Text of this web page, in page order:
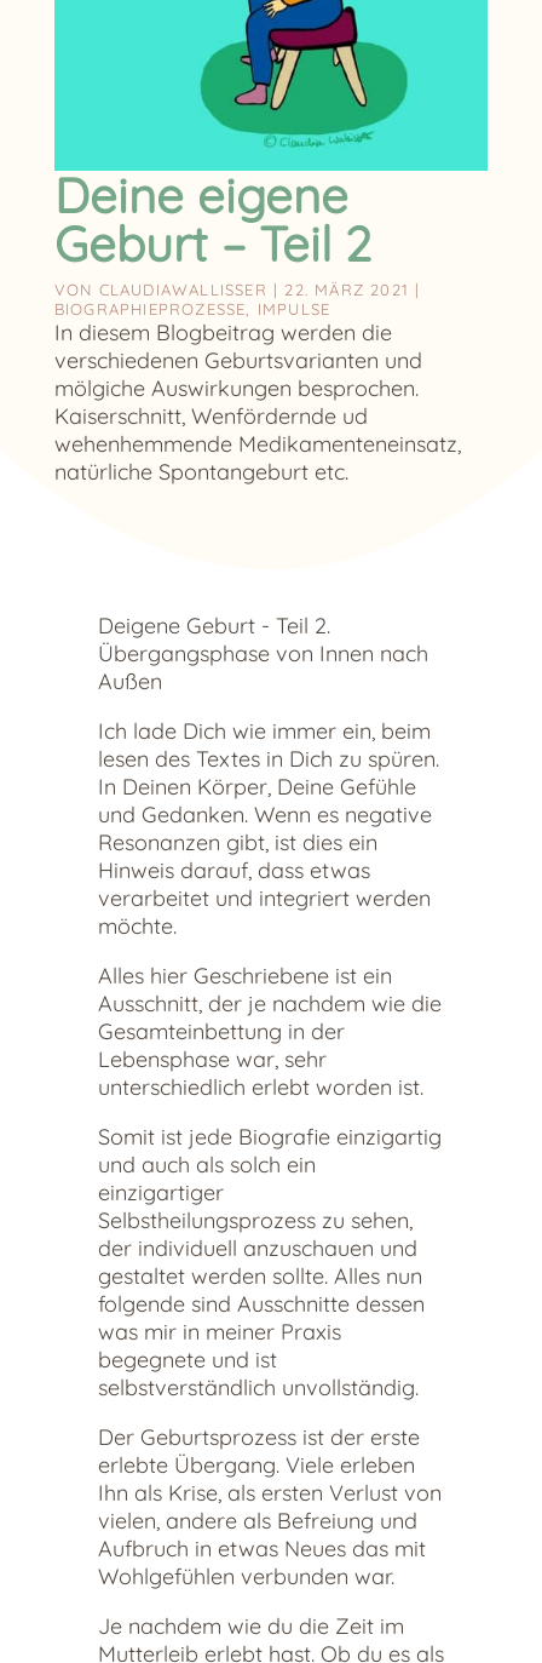
Deine eigene
Geburt – Teil 2
VON CLAUDIAWALLISSER | 22. MÄRZ 2021 |
BIOGRAPHIEPROZESSE
IMPULSE
In diesem Blogbeitrag werden die
verschiedenen Geburtsvarianten und
mölgiche Auswirkungen besprochen.
Kaiserschnitt, Wenfördernde ud
wehenhemmende Medikamenteneinsatz,
natürliche Spontangeburt etc.
Deigene Geburt - Teil 2.
Übergangsphase von Innen nach
Außen
Ich lade Dich wie immer ein, beim
lesen des Textes in Dich zu spüren.
In Deinen Körper, Deine Gefühle
und Gedanken. Wenn es negative
Resonanzen gibt, ist dies ein
Hinweis darauf, dass etwas
verarbeitet und integriert werden
möchte.
Alles hier Geschriebene ist ein
Ausschnitt, der je nachdem wie die
Gesamteinbettung in der
Lebensphase war, sehr
unterschiedlich erlebt worden ist.
Somit ist jede Biografie einzigartig
und auch als solch ein
einzigartiger
Selbstheilungsprozess zu sehen,
der individuell anzuschauen und
gestaltet werden sollte. Alles nun
folgende sind Ausschnitte dessen
was mir in meiner Praxis
begegnete und ist
selbstverständlich unvollständig.
Der Geburtsprozess ist der erste
erlebte Übergang. Viele erleben
Ihn als Krise, als ersten Verlust von
vielen, andere als Befreiung und
Aufbruch in etwas Neues das mit
Wohlgefühlen verbunden war.
Je nachdem wie du die Zeit im
Mutterleib erlebt hast. Ob du es als